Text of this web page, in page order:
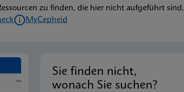
zu finden, die hier nicht aufgeführt sind.
MyCepheid
Sie finden nicht,
wonach Sie suchen?